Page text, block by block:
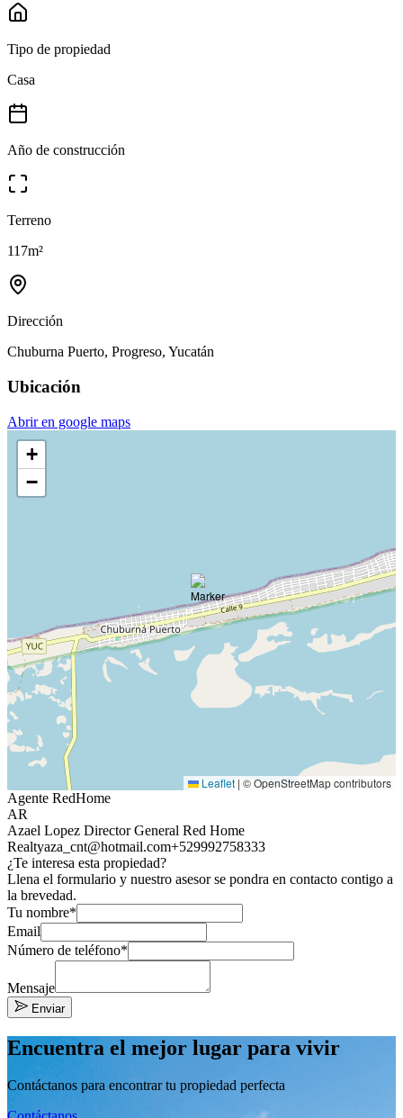
Tipo de propiedad
Casa
Año de construcción
Terreno
117m²
Dirección
Chuburna Puerto, Progreso, Yucatán
Ubicación
Abrir en google maps
+
−
Leaflet | © OpenStreetMap contributors
Agente RedHome
AR
Azael Lopez Director General Red Home
Realtyaza_cnt@hotmail.com+529992758333
¿Te interesa esta propiedad?
Llena el formulario y nuestro asesor se pondra en contacto contigo a
la brevedad.
Tu nombre*
Email
Número de teléfono*
Mensaje
Enviar
Encuentra el mejor lugar para vivir
Contáctanos para encontrar tu propiedad perfecta